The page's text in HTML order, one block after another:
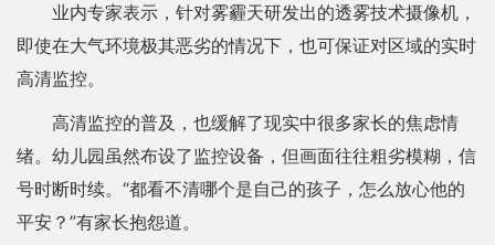
业内专家表示，针对雾霾天研发出的透雾技术摄像机，
即使在大气环境极其恶劣的情况下，也可保证对区域的实时
高清监控。
高清监控的普及，也缓解了现实中很多家长的焦虑情
绪。幼儿园虽然布设了监控设备，但画面往往粗劣模糊，信
号时断时续。“都看不清哪个是自己的孩子，怎么放心他的
平安？”有家长抱怨道。